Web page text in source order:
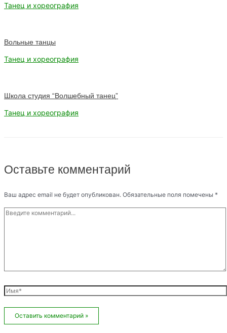
Танец и хореография
Вольные танцы
Танец и хореография
Школа студия “Волшебный танец”
Танец и хореография
Оставьте комментарий
Ваш адрес email не будет опубликован. Обязательные поля помечены *
Введите
комментарий...
Имя*